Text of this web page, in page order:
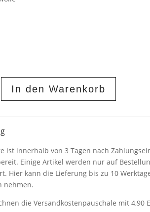
In den Warenkorb
ist innerhalb von 3 Tagen nach
Einige Artikel werden nur auf
Hier kann die Lieferung bis zu 10
nehmen.
die Versandkostenpauschale mit 4,90